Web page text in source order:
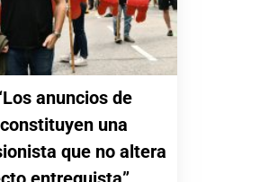
anuncios de
una
que no altera